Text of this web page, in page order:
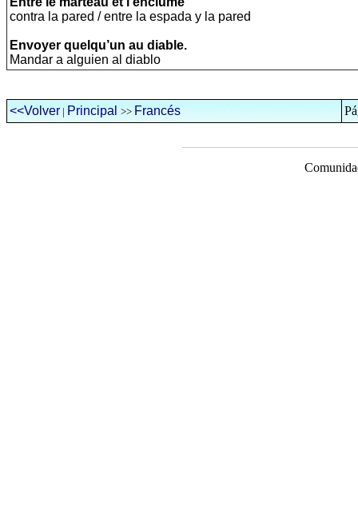
contra la pared / entre la espada y la pared
Envoyer quelqu’un au diable.
Mandar a alguien al diablo
<<Volver | Principal >> Francés